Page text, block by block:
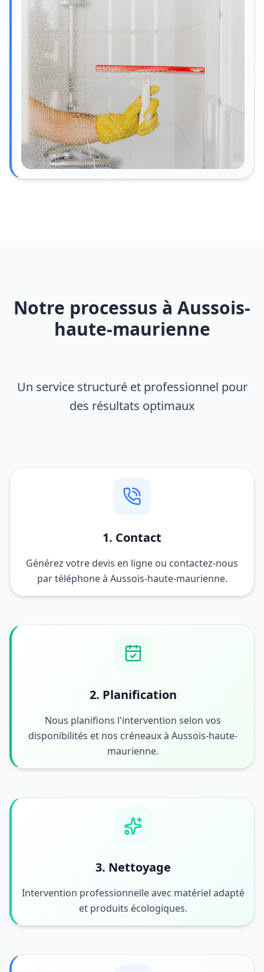
Notre processus à Aussois-
haute-maurienne
Un service structuré et professionnel pour
des résultats optimaux
1. Contact
Générez votre devis en ligne ou contactez-nous
par téléphone à Aussois-haute-maurienne.
2. Planification
Nous planifions l'intervention selon vos
disponibilités et nos créneaux à Aussois-haute-
maurienne.
3. Nettoyage
Intervention professionnelle avec matériel adapté
et produits écologiques.